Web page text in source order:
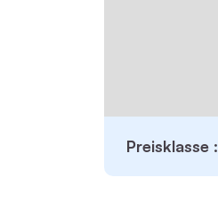
Preisklasse :